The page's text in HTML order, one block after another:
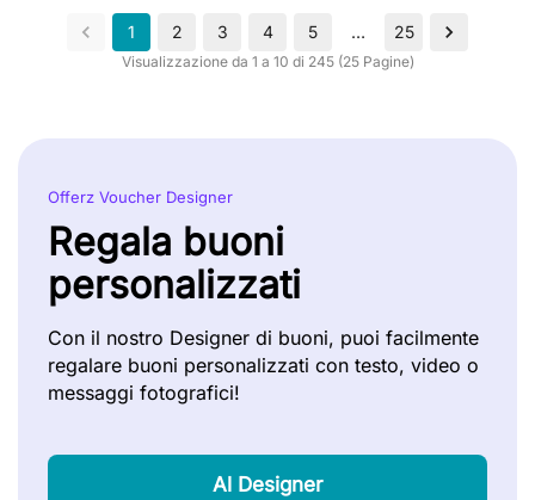
1 2 3 4 5 … 25
Visualizzazione da 1 a 10 di 245 (25 Pagine)
Offerz Voucher Designer
Regala buoni
personalizzati
Con il nostro Designer di buoni, puoi facilmente
regalare buoni personalizzati con testo, video o
messaggi fotografici!
Al Designer